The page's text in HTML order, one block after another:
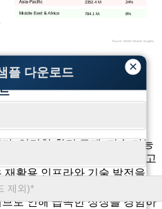
×
플 다운로드
8%
784.1 M.
24%
2352.4 M
종합적인 인사이트 확보
, 엄격한 환경 규제, 지속 가능
인해 전 세계적으로 확대되고
재활용 인프라와 기술 발전을
지역은 산업 활동 증가와 정
로 인해 급속한 성장을 경험하